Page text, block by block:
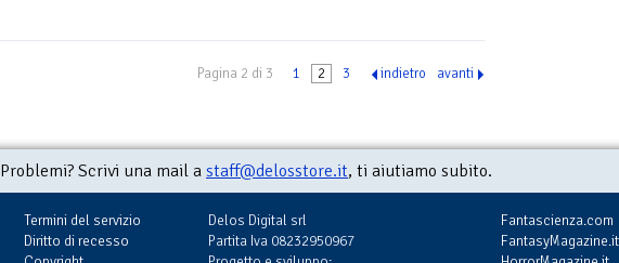
Pagina 2 di 3 1 2 3 indietro avanti
Problemi? Scrivi una mail a staff@delosstore.it, ti aiutiamo subito.
Termini del servizio
Diritto di recesso
Delos Digital srl
Partita Iva 08232950967
Fantascienza.com
FantasyMagazine.it